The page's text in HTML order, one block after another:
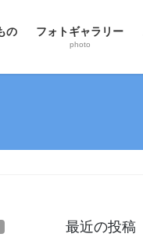
の フォトギャラリー
photo
最近の投稿